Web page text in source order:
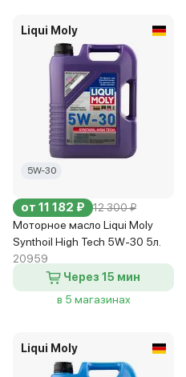
Liqui Moly
5W-30
от 11 182 ₽ 12 300 ₽
Моторное масло Liqui Moly
Synthoil High Tech 5W-30 5л.
20959
Через 15 мин
в 5 магазинах
Liqui Moly